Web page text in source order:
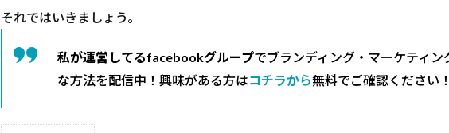
それではいきましょう。
私が運営してるfacebookグループでブランディング・マーケティ
な方法を配信中！興味がある方はコチラから無料でご確認ください！